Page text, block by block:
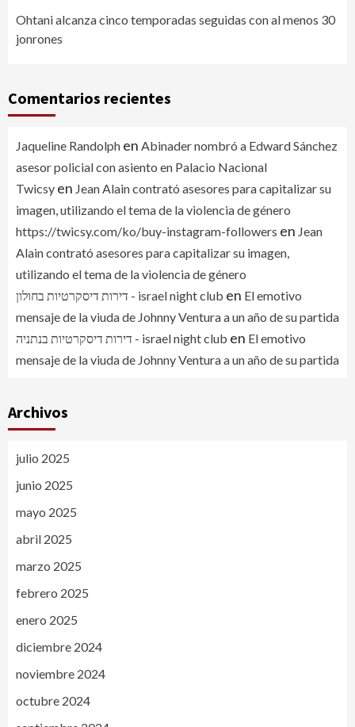
Ohtani alcanza cinco temporadas seguidas con al menos 30
jonrones
Comentarios recientes
Jaqueline Randolph en Abinader nombró a Edward Sánchez
asesor policial con asiento en Palacio Nacional
Twicsy en Jean Alain contrató asesores para capitalizar su
imagen, utilizando el tema de la violencia de género
https://twicsy.com/ko/buy-instagram-followers en Jean
Alain contrató asesores para capitalizar su imagen,
utilizando el tema de la violencia de género
דירות דיסקרטיות בחולון - israel night club en El emotivo
mensaje de la viuda de Johnny Ventura a un año de su partida
דירות דיסקרטיות בנתניה - israel night club en El emotivo
mensaje de la viuda de Johnny Ventura a un año de su partida
Archivos
julio 2025
junio 2025
mayo 2025
abril 2025
marzo 2025
febrero 2025
enero 2025
diciembre 2024
noviembre 2024
octubre 2024